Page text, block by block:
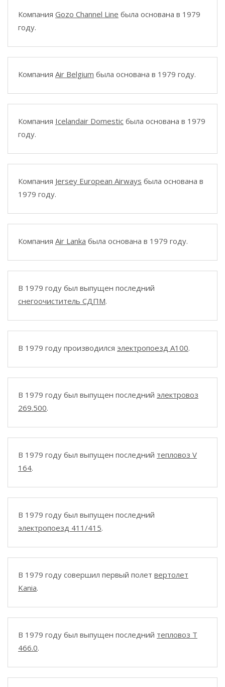
Компания Gozo Channel Line была основана в 1979
году.
Компания Air Belgium была основана в 1979 году.
Компания Icelandair Domestic была основана в 1979
году.
Компания Jersey European Airways была основана в
1979 году.
Компания Air Lanka была основана в 1979 году.
В 1979 году был выпущен последний
снегоочиститель СДПМ.
В 1979 году производился электропоезд A100.
В 1979 году был выпущен последний электровоз
269.500.
В 1979 году был выпущен последний тепловоз V
164.
В 1979 году был выпущен последний
электропоезд 411/415.
В 1979 году совершил первый полет вертолет
Kania.
В 1979 году был выпущен последний тепловоз T
466.0.